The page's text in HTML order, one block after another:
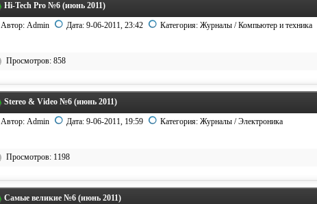
Hi-Tech Pro №6 (июнь 2011)
Автор:Admin Дата:9-06-2011, 23:42 Категория:Журналы /Компьютер и техника
Просмотров: 858
Stereo & Video №6 (июнь 2011)
Автор:Admin Дата:9-06-2011, 19:59 Категория:Журналы /Электроника
Просмотров: 1198
Самые великие №6 (июнь 2011)